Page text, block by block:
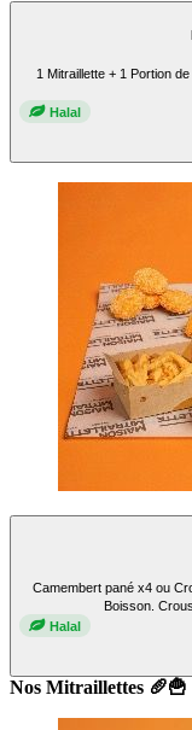
1 Mitraillette + 1 Portion
Halal
Camembert pané x4 ou
Boisson.
Halal
Nos Mitraillettes 🥖🍟